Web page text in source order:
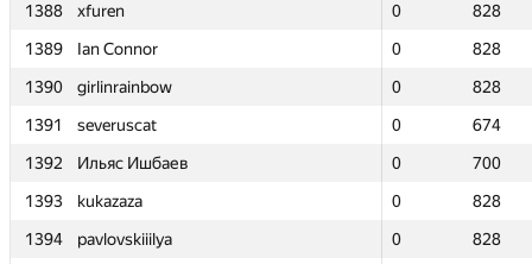
1388
xfuren 0
828
1389
Ian Connor 0
828
1390
girlinrainbow 0
828
1391
severuscat 0
674
1392
Ильяс Ишбаев 0
700
1393
kukazaza 0
828
1394
pavlovskiiilya 0
828
1388
xfuren 0
828
1389
Ian Connor 0
828
1390
girlinrainbow 0
828
1391
severuscat 0
674
1392
Ильяс Ишбаев 0
700
1393
kukazaza 0
828
1394
pavlovskiiilya 0
828